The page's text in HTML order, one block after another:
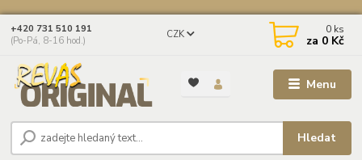
Menu
CZK
Hledat
+420 731 510 191
(Po-Pá, 8-16 hod.)
0 ks
za 0 Kč